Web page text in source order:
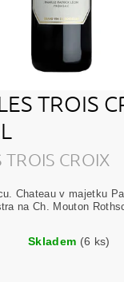
TROIS
TROIS CROIX
Chateau v majetku
na Ch. Mouton
Skladem (6 ks)